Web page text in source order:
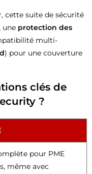
cette suite de sécurité
une protection des
multi-
) pour une couverture
clés de
?
pour PME
même avec